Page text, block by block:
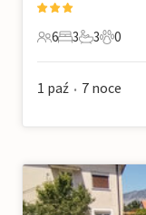
6 Goście
6
3 Sypialnie
3
3 Łazienki
3
0
0
1 paź • 7 noce